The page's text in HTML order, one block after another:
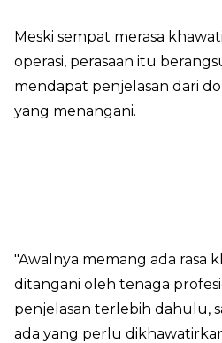
Meski sempat merasa
operasi, perasaan itu
mendapat penjelasan dari
yang menangani.
"Awalnya memang ada rasa
ditangani oleh tenaga
penjelasan terlebih dahulu,
ada yang perlu